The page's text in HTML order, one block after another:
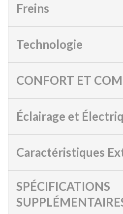
Freins
Technologie
CONFORT ET
Éclairage et
Caractéristiques
SPÉCIFICATIONS